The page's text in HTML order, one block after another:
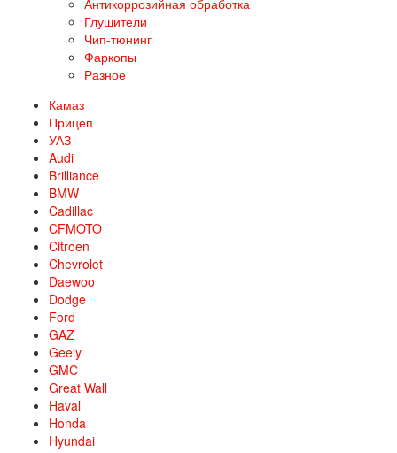
Антикоррозийная обработка
Глушители
Чип-тюнинг
Фаркопы
Разное
Камаз
Прицеп
УАЗ
Audi
Brilliance
BMW
Cadillac
CFMOTO
Citroen
Chevrolet
Daewoo
Dodge
Ford
GAZ
Geely
GMC
Great Wall
Haval
Honda
Hyundai